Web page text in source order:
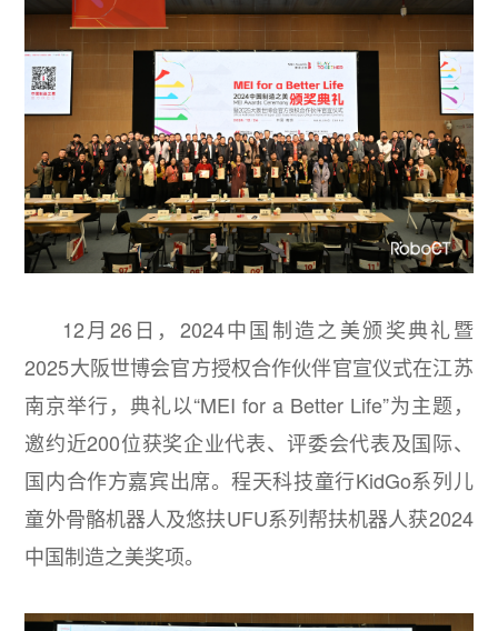
Language
12月26日，2024中国制造之美颁奖典礼暨
2025大阪世博会官方授权合作伙伴官宣仪式在江苏
南京举行，典礼以“MEI for a Better Life”为主题，
邀约近200位获奖企业代表、评委会代表及国际、
国内合作方嘉宾出席。程天科技童行KidGo系列儿
童外骨骼机器人及悠扶UFU系列帮扶机器人获2024
中国制造之美奖项。